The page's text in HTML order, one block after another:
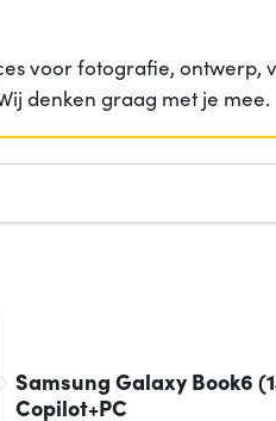
voor fotografie, ontwerp,
denken graag met je mee.
Samsung Galaxy Book6
Copilot+PC